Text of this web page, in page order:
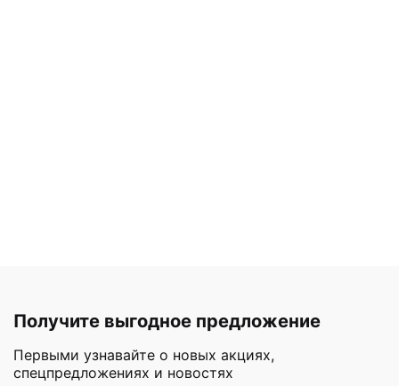
Получите выгодное предложение
Первыми узнавайте о новых акциях,
спецпредложениях и новостях